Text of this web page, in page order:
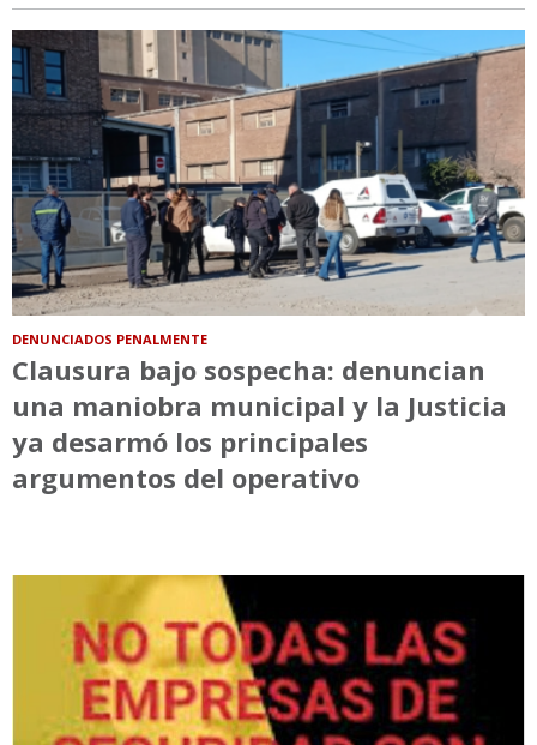
DENUNCIADOS PENALMENTE
Clausura bajo sospecha: denuncian
una maniobra municipal y la Justicia
ya desarmó los principales
argumentos del operativo